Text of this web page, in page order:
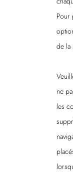
Pour
de la
ne
les